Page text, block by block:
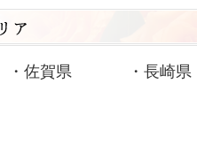
・ 佐賀県 ・ 長崎県